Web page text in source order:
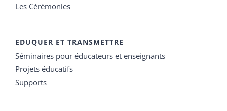
Les Cérémonies
EDUQUER ET TRANSMETTRE
Séminaires pour éducateurs et enseignants
Projets éducatifs
Supports